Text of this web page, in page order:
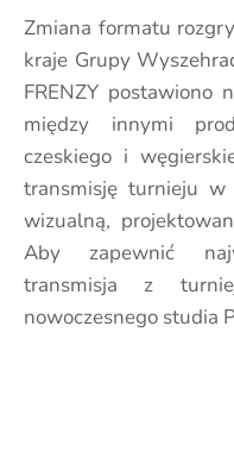
Zmiana formatu
kraje Grupy
FRENZY postawiono
między innymi
czeskiego i
transmisję turnieju
wizualną,
Aby zapewnić
transmisja z
nowoczesnego studia